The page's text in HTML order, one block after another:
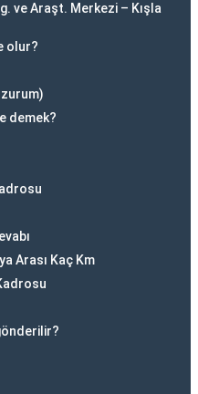
ve Araşt. Merkezi – Kışla
olur?
demek?
Arası Kaç Km